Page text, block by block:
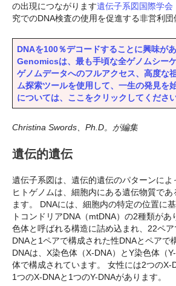
の出現につながります遺伝子系図国際学会
究でのDNA検査の使用を促進する非営利団
DNAを100％デコードすることに興味が
Genomicsは、最も手頃な全ゲノムシーケ
ゲノムデータへのフルアクセス、高度な
ム探索ツールを使用して、一生の発見を
については、ここをクリックしてください
Christina Swords、Ph.D。が編集
遺伝的遺伝
遺伝子系図は、遺伝的遺伝のパターンによ
ヒトゲノムは、細胞内にある遺伝物質で
ます。 DNAには、細胞内の特定の位置に
トコンドリアDNA（mtDNA）の2種類があ
色体と呼ばれる構造に詰め込まれ、22ペ
DNAと1ペアで構成された性DNAとペアで
DNAは、X染色体（X-DNA）とY染色体（
体で構成されています。 女性には2つのX-
1つのX-DNAと1つのY-DNAがあります。